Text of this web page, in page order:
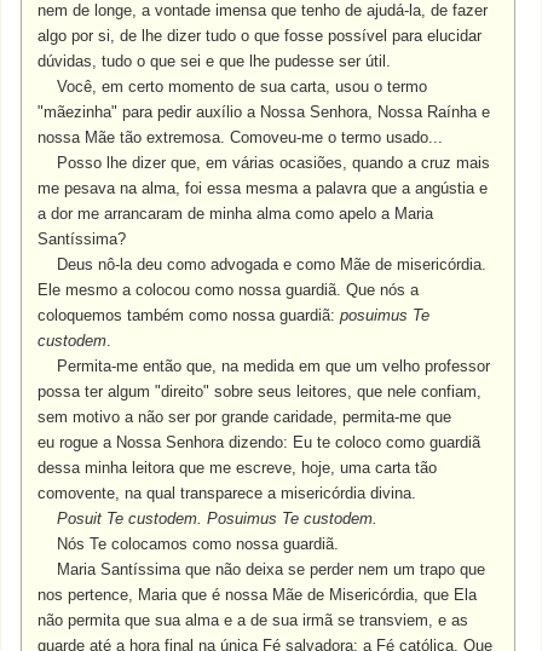
nem de longe, a vontade imensa que tenho de ajudá-la, de fazer
algo por si, de lhe dizer tudo o que fosse possível para elucidar
dúvidas, tudo o que sei e que lhe pudesse ser útil.
Você, em certo momento de sua carta, usou o termo
"mãezinha" para pedir auxílio a Nossa Senhora, Nossa Raínha e
nossa Mãe tão extremosa.Comoveu-me o termo usado...
Posso lhe dizer que, em várias ocasiões, quando a cruz mais
me pesava na alma, foi essa mesma a palavra que a angústia e
a dor me arrancaram de minha alma como apelo a Maria
Santíssima?
Deus nô-la deu como advogada e como Mãe de misericórdia.
Ele mesmo a colocou como nossa guardiã. Que nós a
coloquemos também como nossa guardiã: posuimus Te
custodem.
Permita-me então que, na medida em que um velho professor
possa ter algum "direito" sobre seus leitores, que nele confiam,
sem motivo a não ser por grande caridade, permita-me que
eu rogue a Nossa Senhora dizendo: Eu te coloco como guardiã
dessa minha leitora que me escreve, hoje, uma carta tão
comovente, na qual transparece a misericórdia divina.
Posuit Te custodem.Posuimus Te custodem.
Nós Te colocamos como nossa guardiã.
Maria Santíssima que não deixa se perder nem um trapo que
nos pertence, Maria que é nossa Mãe de Misericórdia, que Ela
não permita que sua alma e a de sua irmã se transviem, e as
guarde até a hora final na única Fé salvadora: a Fé católica. Que